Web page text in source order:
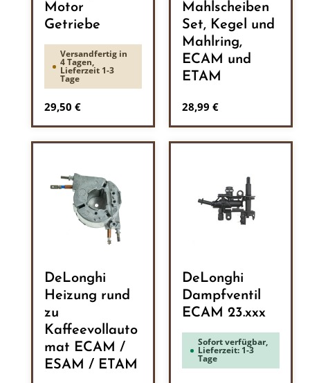
Motor
Getriebe
Versandfertig in
4 Tagen,
Lieferzeit 1-3
Tage
Regulärer Preis:
29,50 €
Mahlscheiben
Set, Kegel und
Mahlring,
ECAM und
ETAM
Regulärer Preis:
28,99 €
DeLonghi
Heizung rund
zu
Kaffeevollauto
mat ECAM /
ESAM / ETAM
DeLonghi
Dampfventil
ECAM 23.xxx
Sofort verfügbar,
Lieferzeit: 1-3
Tage